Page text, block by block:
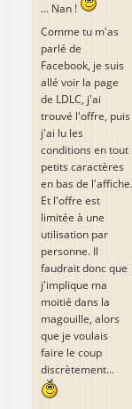
... Nan !
Comme tu m'as
parlé de
Facebook, je suis
allé voir la page
de LDLC, j'ai
trouvé l'offre, puis
j'ai lu les
conditions en tout
petits caractères
en bas de l'affiche.
Et l'offre est
limitée à une
utilisation par
personne. Il
faudrait donc que
j'implique ma
moitié dans la
magouille, alors
que je voulais
faire le coup
discrètement...